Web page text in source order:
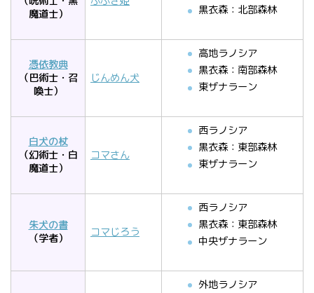
魔道士）
黒衣森：北部森林
憑依教典
（巴術士・召
喚士）
じんめん犬
高地ラノシア
黒衣森：南部森林
東ザナラーン
白犬の杖
（幻術士・白
魔道士）
コマさん
西ラノシア
黒衣森：東部森林
東ザナラーン
朱犬の書
（学者）
コマじろう
西ラノシア
黒衣森：東部森林
中央ザナラーン
外地ラノシア